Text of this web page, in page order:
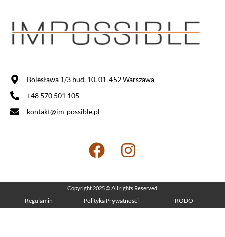
Bolesława 1/3 bud. 10, 01-452 Warszawa
+48 570 501 105
kontakt@im-possible.pl
Copyright 2025 © All rights Reserved.
Regulamin Polityka Prywatnośći RODO